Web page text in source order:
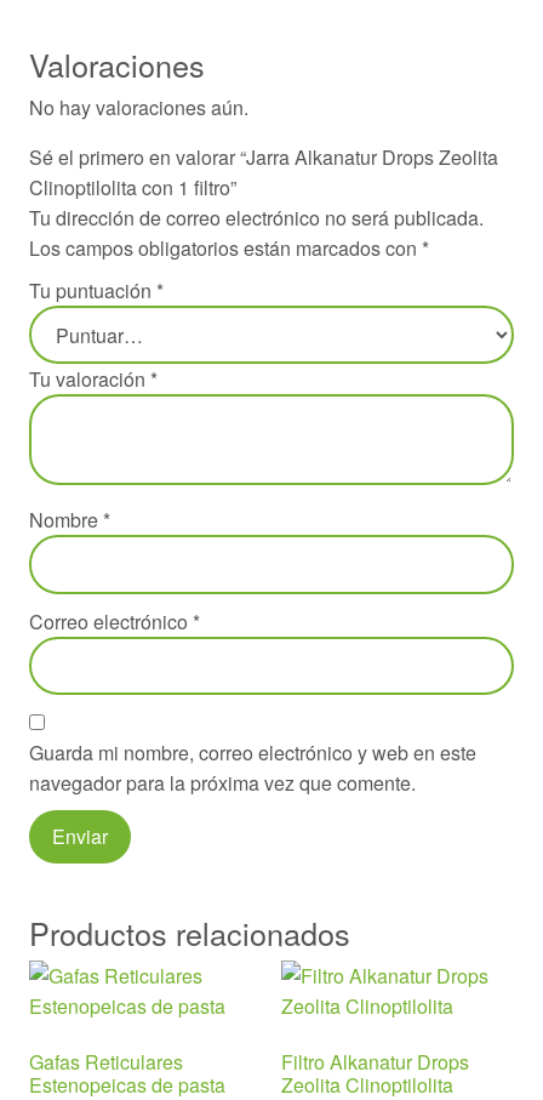
Valoraciones
No hay valoraciones aún.
Sé el primero en valorar “Jarra Alkanatur Drops Zeolita
Clinoptilolita con 1 filtro”
Tu dirección de correo electrónico no será publicada.
Los campos obligatorios están marcados con *
Tu puntuación *
Tu valoración *
Nombre *
Correo electrónico *
Guarda mi nombre, correo electrónico y web en este
navegador para la próxima vez que comente.
Productos relacionados
Gafas Reticulares
Estenopeicas de pasta
Filtro Alkanatur Drops
Zeolita Clinoptilolita